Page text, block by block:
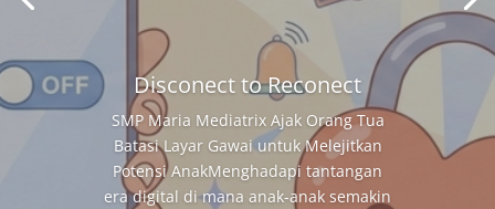
Disconect to Reconect
SMP Maria Mediatrix Ajak Orang Tua
Batasi Layar Gawai untuk Melejitkan
Potensi AnakMenghadapi tantangan
era digital di mana anak-anak semakin